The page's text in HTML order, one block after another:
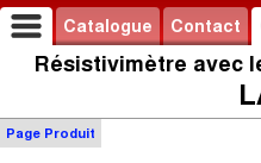
Catalogue Contact
Résistivimètre avec
Page Produit